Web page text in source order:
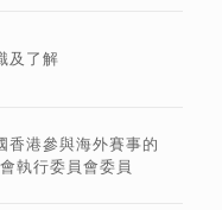
及了解
香港參與海外賽事的
執行委員會委員